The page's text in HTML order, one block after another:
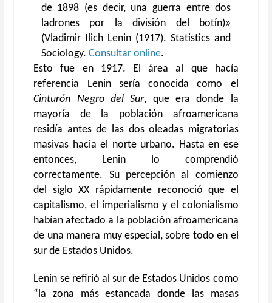
de 1898 (es decir, una guerra entre dos
ladrones por la división del botín)»
(Vladimir Ilich Lenin (1917). Statistics and
Sociology. Consultar online.
Esto fue en 1917. El área al que hacía
referencia Lenin sería conocida como el
Cinturón Negro del Sur, que era donde la
mayoría de la población afroamericana
residía antes de las dos oleadas migratorias
masivas hacia el norte urbano. Hasta en ese
entonces, Lenin lo comprendió
correctamente. Su percepción al comienzo
del siglo XX rápidamente reconoció que el
capitalismo, el imperialismo y el colonialismo
habían afectado a la población afroamericana
de una manera muy especial, sobre todo en el
sur de Estados Unidos.
Lenin se refirió al sur de Estados Unidos como
“la zona más estancada donde las masas